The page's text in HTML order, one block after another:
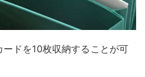
ドを10枚収納することが可